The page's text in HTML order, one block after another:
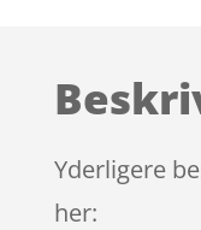
på
ømmels
er
Yderligere
her: